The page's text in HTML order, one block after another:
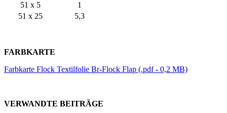
51 x 5
1
51 x 25
5,3
FARBKARTE
Farbkarte Flock Textilfolie Br-Flock Flap (.pdf - 0,2 MB)
VERWANDTE BEITRÄGE